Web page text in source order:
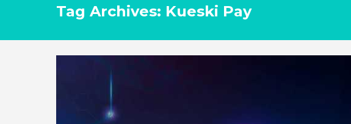
Tag Archives: Kueski Pay